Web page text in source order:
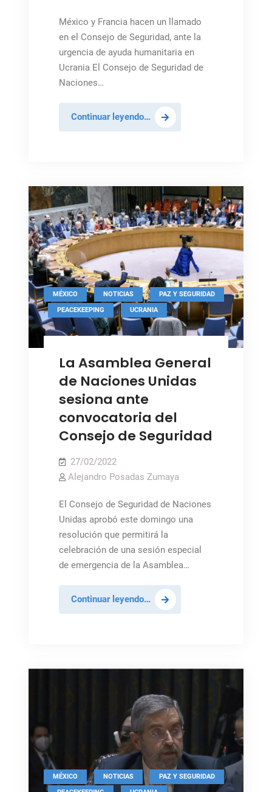
México y Francia hacen un llamado
en el Consejo de Seguridad, ante la
urgencia de ayuda humanitaria en
Ucrania El Consejo de Seguridad de
Naciones…
Continuar leyendo…El
Consejo
la
Asamblea
General
a
periodo
extraordinario
de
sesiones
MÉXICO , NOTICIAS , PAZ Y SEGURIDAD
, PEACEKEEPING , UCRANIA
La Asamblea General
de Naciones Unidas
sesiona ante
convocatoria del
Consejo de Seguridad
27/02/2022
Alejandro Posadas Zumaya
El Consejo de Seguridad de Naciones
Unidas aprobó este domingo una
resolución que permitirá la
celebración de una sesión especial
de emergencia de la Asamblea…
Continuar leyendo…La
Asamblea
ante
convocatoria
del
Consejo
Seguridad
MÉXICO , NOTICIAS , PAZ Y SEGURIDAD